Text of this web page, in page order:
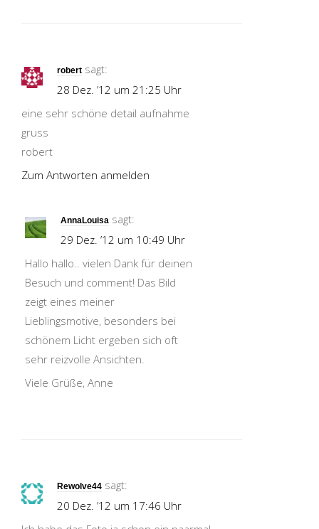
robert sagt:
28 Dez. ’12 um 21:25 Uhr
eine sehr schöne detail aufnahme
gruss
robert
Zum Antworten anmelden
AnnaLouisa sagt:
29 Dez. ’12 um 10:49 Uhr
Hallo hallo.. vielen Dank für deinen
Besuch und comment! Das Bild
zeigt eines meiner
Lieblingsmotive, besonders bei
schönem Licht ergeben sich oft
sehr reizvolle Ansichten.
Viele Grüße, Anne
Rewolve44 sagt:
20 Dez. ’12 um 17:46 Uhr